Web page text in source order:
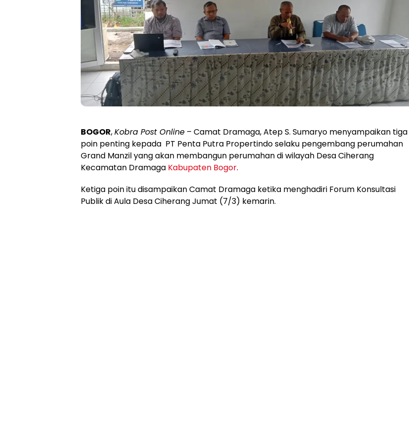
BOGOR,Kobra Post Online – Camat Dramaga, Atep S. Sumaryo menyampaikan tiga
poin penting kepada PT Penta Putra Propertindo selaku pengembang perumahan
Grand Manzil yang akan membangun perumahan di wilayah Desa Ciherang
Kecamatan Dramaga Kabupaten Bogor.
Ketiga poin itu disampaikan Camat Dramaga ketika menghadiri Forum Konsultasi
Publik di Aula Desa Ciherang Jumat (7/3) kemarin.